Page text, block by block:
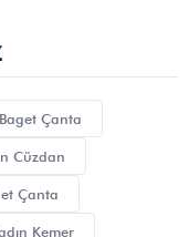
Baget Çanta
Cüzdan
Çanta
Kemer